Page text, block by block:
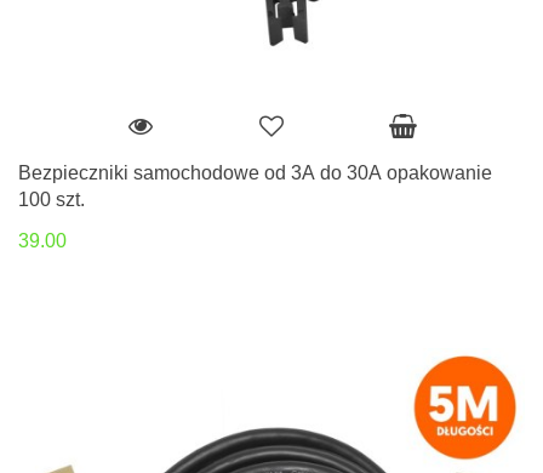
Bezpieczniki samochodowe od 3A do 30A opakowanie
100 szt.
39.00